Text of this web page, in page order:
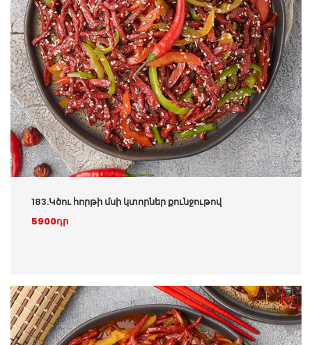
183.Կծու հորթի մսի կտորներ քունջութով
5900դր